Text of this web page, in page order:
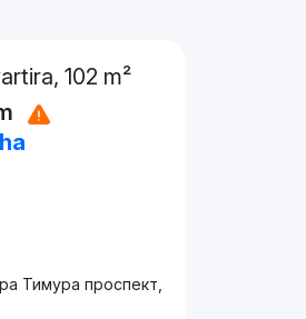
102 m²
Тимура проспект,